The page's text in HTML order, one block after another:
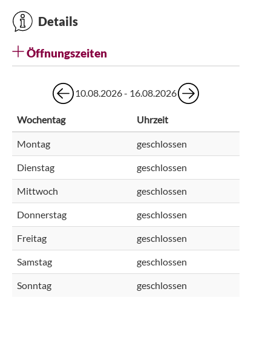
Details
Öffnungszeiten
10.08.2026 - 16.08.2026
Wochentag Uhrzeit
Montag geschlossen
Dienstag geschlossen
Mittwoch geschlossen
Donnerstag geschlossen
Freitag geschlossen
Samstag geschlossen
Sonntag geschlossen